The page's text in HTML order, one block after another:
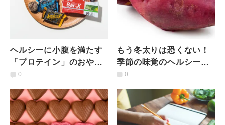
ヘルシーに小腹を満たす
「プロテイン」のおやつ
５選
0
もう冬太りは恐くない！
季節の味覚のヘルシーな
食べ方5選
0